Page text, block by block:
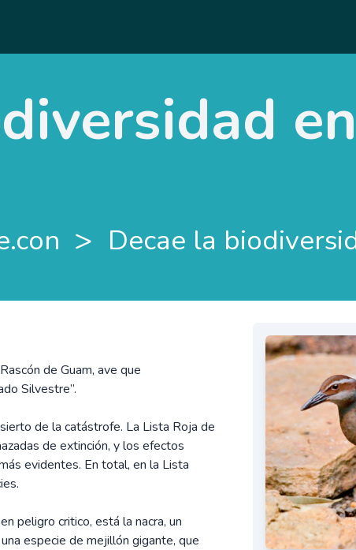
> Decae la
de Guam, ave que
Silvestre”.
de la catástrofe. La Lista Roja de
de extinción, y los efectos
evidentes. En total, en la Lista
peligro critico, está la nacra, un
especie de mejillón gigante, que